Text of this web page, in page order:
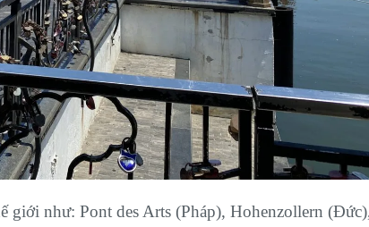
giới như: Pont des Arts (Pháp), Hohenzollern